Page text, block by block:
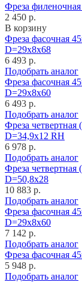
Фреза
2 450 р.
В корзину
Фреза фасочная
D=29x8x68
6 493 р.
Подобрать аналог
Фреза фасочная
D=29x8x60
6 493 р.
Подобрать аналог
Фреза
D=34,9x12 RH
6 978 р.
Подобрать аналог
Фреза
D=50,8x28
10 883 р.
Подобрать аналог
Фреза фасочная
D=29x8x60
7 142 р.
Подобрать аналог
Фреза фасочная
5 948 р.
Подобрать аналог